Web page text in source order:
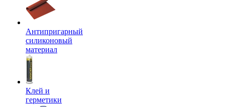
Антипригарный
силиконовый
материал
Клей и
герметики